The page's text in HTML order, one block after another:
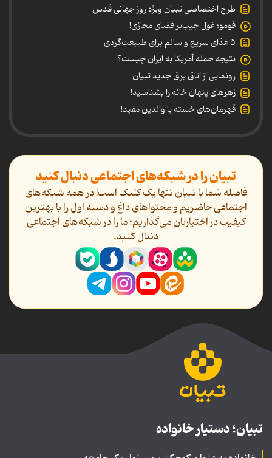
طرح اختصاصی تبیان ویژه روز جهانی قدس
فومو؛ غول جیب‌بر فضای مجازی!
۵ غذای سریع و سالم برای طبیعت‌گردی
نتیجه حمله آمریکا به ایران چیست؟
رونمایی از اتاق برق جدید تبیان
زهرهای پنهان خانه را بشناسید!
قهرمان‌های خسته یا والدین مفید!
تبیان را در شبکه‌های اجتماعی دنبال کنید
فاصله شما با تبیان تنها یک کلیک است! در همه شبکه‌های
اجتماعی حاضریم و محتواهای داغ و دسته اول را با بهترین
کیفیت در اختیارتان می‌گذاریم؛ ما را در شبکه‌های اجتماعی
دنیال کنید.
تبیان؛ دستیار خانواده